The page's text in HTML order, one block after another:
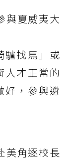
與夏威夷大
驢找馬」或
人才正常的
好，參與遴
美角逐校長